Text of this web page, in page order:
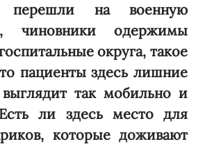
перешли на военную
чиновники одержимы
округа, такое
пациенты здесь лишние
так мобильно и
ли здесь место для
которые доживают